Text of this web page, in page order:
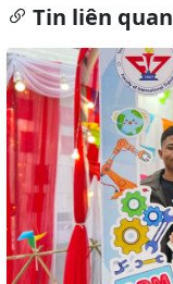
Tin liên quan